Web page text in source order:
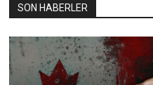
SON HABERLER